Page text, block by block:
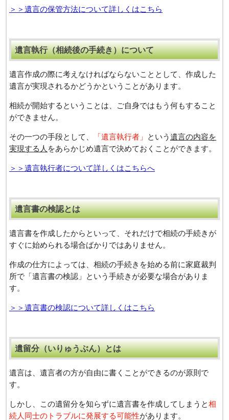
＞＞遺言の保管方法について詳しくはこちら
遺言執⾏（相続後の手続き）について
遺言作成の際に考えなければならないこととして、作成した
遺言が実現されるかどうかということがあります。
相続が開始するということは、ご自身ではもう何もすること
ができません。
その一つの手段として、 「遺言執行者」 という 遺言の内容を
実現する人 をあらかじめ遺言で決めておくことができます。
＞＞遺言執行者について詳しくはこちらへ
遺言書の検認とは
遺言書を作成したからといって、それだけで相続の手続きが
すぐに始められる場合ばかりではありません。
作成の仕方によっては、相続の手続きを始める前に家庭裁判
所で「遺言書の検認」という手続きが必要な場合がありま
す。
＞＞遺言書の検認について詳しくはこちら
遺留分（いりゅうぶん）とは
遺言は、遺言者の方が自由に書くことができるのが原則で
す。
しかし、この遺留分を知らずに遺言書を作成してしまうと相
続人同士のトラブルに発展する可能性があります。